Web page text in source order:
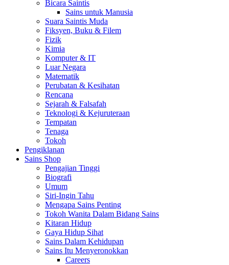
Bicara Saintis
Sains untuk Manusia
Suara Saintis Muda
Fiksyen, Buku & Filem
Fizik
Kimia
Komputer & IT
Luar Negara
Matematik
Perubatan & Kesihatan
Rencana
Sejarah & Falsafah
Teknologi & Kejuruteraan
Tempatan
Tenaga
Tokoh
Pengiklanan
Sains Shop
Pengajian Tinggi
Biografi
Umum
Siri-Ingin Tahu
Mengapa Sains Penting
Tokoh Wanita Dalam Bidang Sains
Kitaran Hidup
Gaya Hidup Sihat
Sains Dalam Kehidupan
Sains Itu Menyeronokkan
Careers